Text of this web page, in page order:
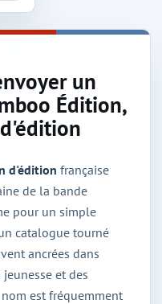
un
Édition,
d'édition française
de la bande
pour un simple
catalogue tourné
ancrées dans
et des
est fréquemment